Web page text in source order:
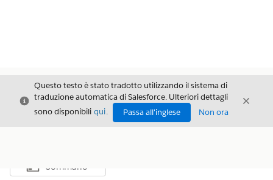
Chiudi
Questo testo è stato tradotto utilizzando il sistema di
traduzione automatica di Salesforce. Ulteriori dettagli
sono disponibili qui. Passa all'inglese Non ora
Chiudi
Mostra sommario
Sommario